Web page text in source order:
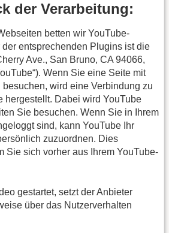
der Verarbeitung:
betten wir YouTube-
entsprechenden Plugins ist die
Ave., San Bruno, CA 94066,
Wenn Sie eine Seite mit
wird eine Verbindung zu
hergestellt. Dabei wird YouTube
Sie besuchen. Wenn Sie in Ihrem
sind, kann YouTube Ihr
zuzuordnen. Dies
Sie sich vorher aus Ihrem YouTube-
gestartet, setzt der Anbieter
über das Nutzerverhalten